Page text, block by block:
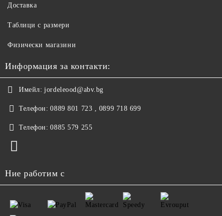
Доставка
Таблици с размери
Физически магазини
Информация за контакти:
Имейл: jordeleood@abv.bg
Телефон: 0889 801 723 , 0899 718 699
Телефон: 0885 579 255
Ние работим с